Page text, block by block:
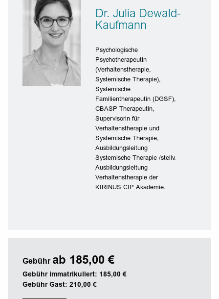
Dr. Julia Dewald-
Kaufmann
Psychologische
Psychotherapeutin
(Verhaltenstherapie,
Systemische Therapie),
Systemische
Familientherapeutin (DGSF),
CBASP Therapeutin,
Supervisorin für
Verhaltenstherapie und
Systemische Therapie,
Ausbildungsleitung
Systemische Therapie /stellv.
Ausbildungsleitung
Verhaltenstherapie der
KIRINUS CIP Akademie.
Gebühr ab 185,00 €
Gebühr immatrikuliert: 185,00 €
Gebühr Gast: 210,00 €